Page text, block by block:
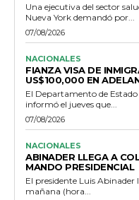
Una ejecutiva del sector
Nueva York demandó por...
07/08/2026
NACIONALES
FIANZA VISA DE
US$100,000 EN
El Departamento de Estado
informó el jueves que...
07/08/2026
NACIONALES
ABINADER LLEGA A
MANDO PRESIDENCIAL
El presidente Luis Abinader
mañana (hora...